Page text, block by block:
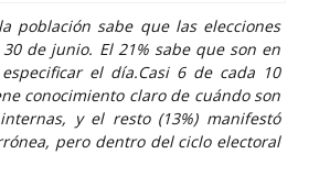
población sabe que las elecciones
de junio. El 21% sabe que son en
el día.Casi 6 de cada 10
conocimiento claro de cuándo son
y el resto (13%) manifestó
pero dentro del ciclo electoral